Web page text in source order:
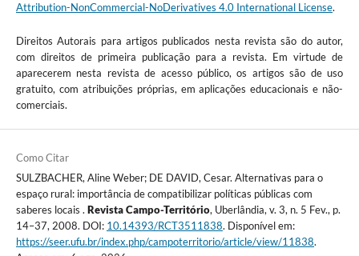
Attribution-NonCommercial-NoDerivatives 4.0 International License.
Direitos Autorais para artigos publicados nesta revista são do autor,
com direitos de primeira publicação para a revista. Em virtude de
aparecerem nesta revista de acesso público, os artigos são de uso
gratuito, com atribuições próprias, em aplicações educacionais e não-
comerciais.
Como Citar
SULZBACHER, Aline Weber; DE DAVID, Cesar. Alternativas para o
espaço rural: importância de compatibilizar políticas públicas com
saberes locais . Revista Campo-Território, Uberlândia, v. 3, n. 5 Fev., p.
14–37, 2008. DOI: 10.14393/RCT3511838. Disponível em:
https://seer.ufu.br/index.php/campoterritorio/article/view/11838.